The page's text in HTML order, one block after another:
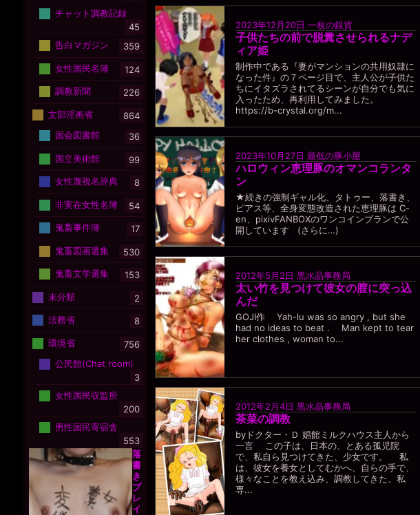
2023年12月20日 一枚の銀貨
子供たちの前で脱糞させられるナデ
ィア姫
制作中である『妻がマンションの共用奴隷に
なった件』の７ページ目で、主人公が子供た
ちにイタズラされてるシーンが自分でも気に
入ったため、再利用してみました。
https://b-crystal.org/m...
2023年10月27日 最低の豚小屋
ハロウィン恵理豚のオマンコランタ
ン
★続きの強制ギャル化、タトゥー、落書き、
ピアス等、全身変態改造された恵理豚は C-
en、pixivFANBOXのワンコインプランで公
開しています (さらに…)
2012年5月2日 黒水晶事務局
太い竹を見つけて彼女の膣に突っ込
んだ
GOJI作 Yah-lu was so angry , but she
had no ideas to beat . Man kept to tear
her clothes , woman to...
2012年2月4日 黒水晶事務局
茶菜の調教
byドクター・Ｄ 娼館ミルクハウス主人から
一言 この子は、日本の、とある孤児院
で、私自ら見つけてきた、少女です。 私
は、彼女を養女としてむかへ、自らの手で、
様々なことを教え込み、調教してきた、私
専...
チャット調教記録
45
告白マガジン
359
女性国民名簿
124
調教新聞
226
文部淫画省
864
国会図書館
36
国立美術館
99
女性蔑視名辞典
8
非実在女性名簿
54
鬼畜事件簿
17
鬼畜図画選集
530
鬼畜文学選集
153
未分類
2
法務省
8
環境省
756
公民館(Chat room)
3
女性国民収監所
200
男性国民寄宿舎
553
落
書
き
プ
レ
イ